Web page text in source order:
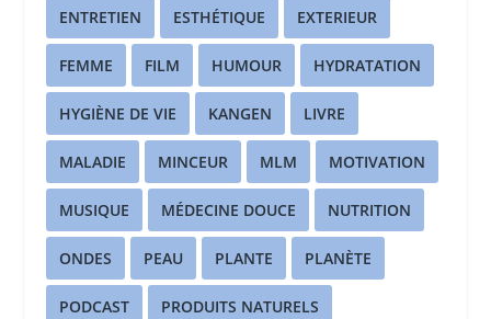
ENTRETIEN ESTHÉTIQUE EXTERIEUR
FEMME FILM HUMOUR HYDRATATION
HYGIÈNE DE VIE KANGEN LIVRE
MALADIE MINCEUR MLM MOTIVATION
MUSIQUE MÉDECINE DOUCE NUTRITION
ONDES PEAU PLANTE PLANÈTE
PODCAST PRODUITS NATURELS